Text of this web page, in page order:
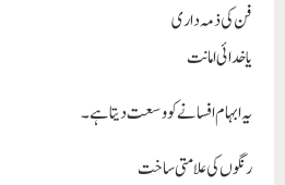
فن کی ذمہ داری
یا خدائی امانت
یہ ابہام افسانے کو وسعت دیتا ہے۔
رنگوں کی علامتی ساخت